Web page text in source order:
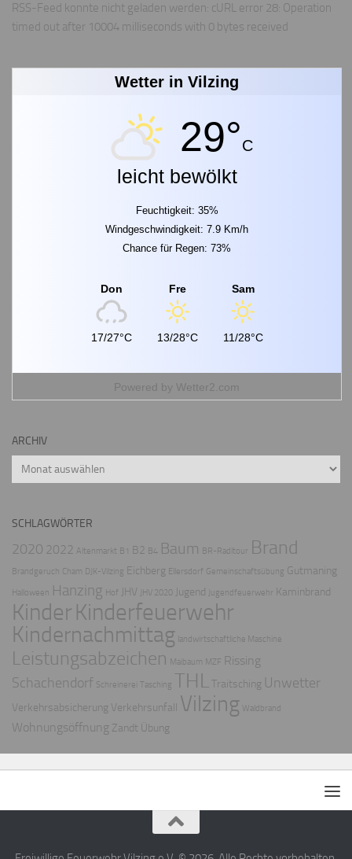
RSS-Feed konnte nicht geladen werden: cURL error 28: Operation
timed out after 10004 milliseconds with 0 bytes received
Wetter in Vilzing
29°C
leicht bewölkt
Feuchtigkeit: 35%
Windgeschwindigkeit: 7.9 Km/h
Chance für Regen: 73%
Don
17/27°C
Fre
13/28°C
Sam
11/28°C
Powered by Wetter2.com
ARCHIV
Archiv
SCHLAGWÖRTER
2020 2022 Altenmarkt B1 B2 B4 Baum BR-Radltour Brand
Brandgeruch Cham DJK-Vilzing Eichberg Ellersdorf Gemeinschaftsübung Gutmaning
Halloween Hanzing Hof JHV JHV 2020 Jugend Jugendfeuerwehr Kaminbrand
Kinder Kinderfeuerwehr
Kindernachmittag landwirtschaftliche Maschine
Leistungsabzeichen Maibaum MZF Rissing
Schachendorf Schreinerei Tasching THLTraitsching Unwetter
Verkehrsabsicherung Verkehrsunfall Vilzing Waldbrand
Wohnungsöffnung Zandt Übung